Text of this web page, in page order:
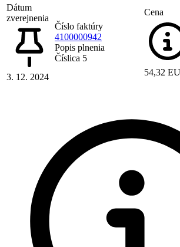
Dátum
zverejnenia
3. 12. 2024
Číslo faktúry
4100000942
Popis plnenia
Číslica 5
Cena
54,32